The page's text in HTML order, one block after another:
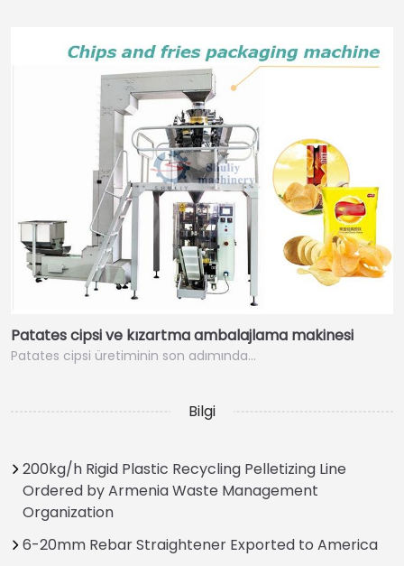
Patates cipsi ve kızartma ambalajlama makinesi
Patates cipsi üretiminin son adımında…
Bilgi
200kg/h Rigid Plastic Recycling Pelletizing Line
Ordered by Armenia Waste Management
Organization
6-20mm Rebar Straightener Exported to America